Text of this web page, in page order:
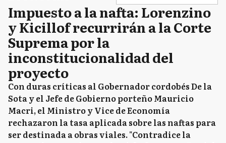
Impuesto a la nafta: Lorenzino
y Kicillof recurrirán a la Corte
Suprema por la
inconstitucionalidad del
proyecto
Con duras críticas al Gobernador cordobés De la
Sota y el Jefe de Gobierno porteño Mauricio
Macri, el Ministro y Vice de Economía
rechazaron la tasa aplicada sobre las naftas para
ser destinada a obras viales. "Contradice la